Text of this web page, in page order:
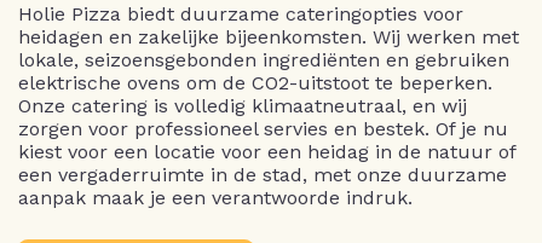
Holie Pizza biedt duurzame cateringopties voor
heidagen en zakelijke bijeenkomsten. Wij werken met
lokale, seizoensgebonden ingrediënten en gebruiken
elektrische ovens om de CO2-uitstoot te beperken.
Onze catering is volledig klimaatneutraal, en wij
zorgen voor professioneel servies en bestek. Of je nu
kiest voor een locatie voor een heidag in de natuur of
een vergaderruimte in de stad, met onze duurzame
aanpak maak je een verantwoorde indruk.